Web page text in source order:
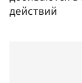
действий